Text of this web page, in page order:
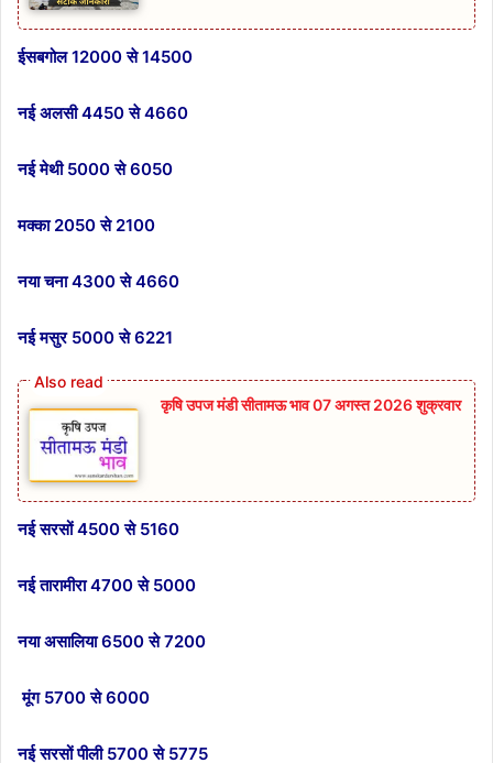
ईसबगोल 12000 से 14500
नई अलसी 4450 से 4660
नई मेथी‌ 5000 से 6050
मक्का 2050 से 2100
नया चना 4300 से 4660
नई मसुर 5000 से 6221
कृषि उपज मंडी सीतामऊ भाव 07 अगस्त 2026 शुक्रवार
नई सरसों 4500 से 5160
नई तारामीरा 4700 से 5000
नया असालिया 6500 से 7200
मूंग 5700 से 6000
नई सरसों पीली 5700 से 5775